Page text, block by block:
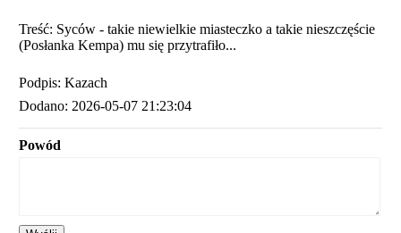
Treść: Syców - takie niewielkie miasteczko a takie nieszczęście
(Posłanka Kempa) mu się przytrafiło...
Podpis: Kazach
Dodano: 2026-05-07 21:23:04
Powód